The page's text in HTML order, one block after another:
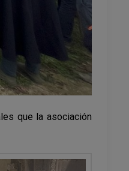
que la asociación